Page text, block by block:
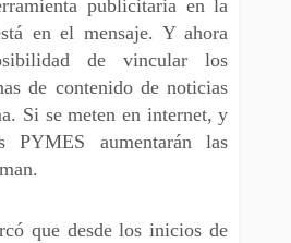
publicitaria en la
en el mensaje. Y ahora
de vincular los
de contenido de noticias
Si se meten en internet, y
PYMES aumentarán las
que desde los inicios de